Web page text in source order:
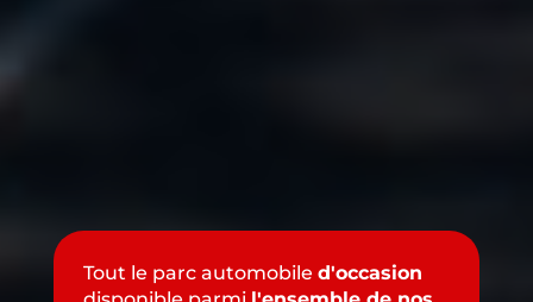
Tout le parc automobile d'occasion